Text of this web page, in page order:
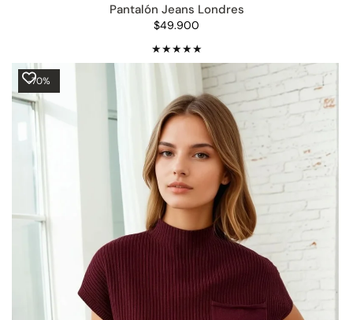
Pantalón Jeans Londres
$49.900
-70%